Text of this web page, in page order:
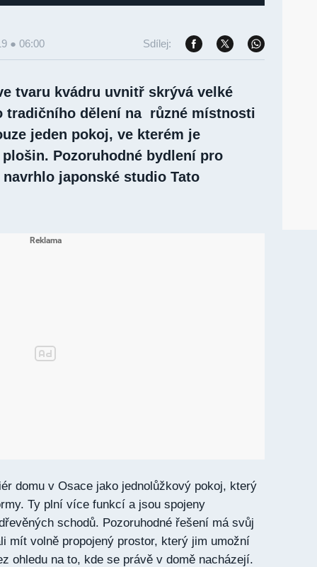
● 06:00 Sdílej:
tvaru kvádru uvnitř skrývá velké
tradičního dělení na různé místnosti
jeden pokoj, ve kterém je
Pozoruhodné bydlení pro
japonské studio Tato
domu v Osace jako jednolůžkový pokoj, který
Ty plní více funkcí a jsou spojeny
schodů. Pozoruhodné řešení má svůj
mít volně propojený prostor, který jim umožní
ohledu na to, kde se právě v domě nacházejí.